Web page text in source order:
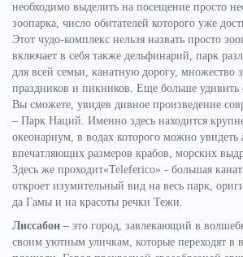
необходимо выделить на посещение просто
зоопарка, число обитателей которого уже
Этот чудо-комплекс нельзя назвать просто
включает в себя также дельфинарий, парк
для всей семьи, канатную дорогу, множество
праздников и пикников. Еще больше удивить
Вы сможете, увидев дивное произведение
– Парк Наций. Именно здесь находится
океонариум, в водах которого можно
впечатляющих размеров крабов, морских
Здесь же проходит«Teleferico» - большая
откроет изумительный вид на весь парк,
да Гамы и на красоты речки Тежи.
Лиссабон – это город, завлекающий в
своим уютным уличкам, которые переходят в